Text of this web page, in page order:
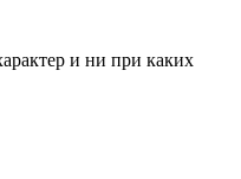
и ни при каких